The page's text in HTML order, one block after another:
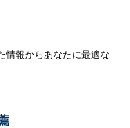
情報からあなたに最適な